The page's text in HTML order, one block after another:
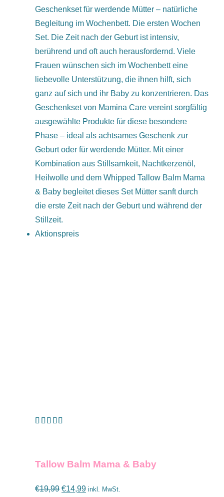
Preis
war:
€79,99
Preis
ist:
€59,99.
Geschenkset für werdende Mütter – natürliche
Begleitung im Wochenbett. Die ersten Wochen
Set. Die Zeit nach der Geburt ist intensiv,
berührend und oft auch herausfordernd. Viele
Frauen wünschen sich im Wochenbett eine
liebevolle Unterstützung, die ihnen hilft, sich
ganz auf sich und ihr Baby zu konzentrieren. Das
Geschenkset von Mamina Care vereint sorgfältig
ausgewählte Produkte für diese besondere
Phase – ideal als achtsames Geschenk zur
Geburt oder für werdende Mütter. Mit einer
Kombination aus Stillsamkeit, Nachtkerzenöl,
Heilwolle und dem Whipped Tallow Balm Mama
& Baby begleitet dieses Set Mütter sanft durch
die erste Zeit nach der Geburt und während der
Stillzeit.
Aktionspreis
Tallow Balm Mama & Baby
€19,99 Ursprünglicher
€14,99Aktueller
inkl. MwSt.